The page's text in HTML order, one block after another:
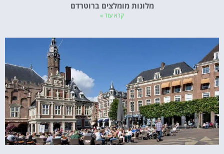
מלונות מומלצים ברוטרדם
קרא עוד »